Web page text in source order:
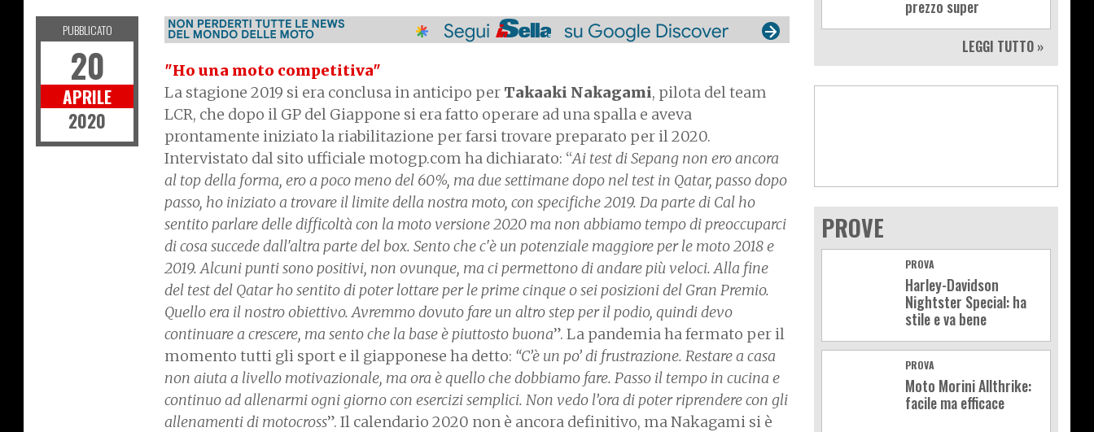
"Ho una moto competitiva"
La stagione 2019 si era conclusa in anticipo per Takaaki Nakagami, pilota del team
LCR, che dopo il GP del Giappone si era fatto operare ad una spalla e aveva
prontamente iniziato la riabilitazione per farsi trovare preparato per il 2020.
Intervistato dal sito ufficiale motogp.com ha dichiarato: “Ai test di Sepang non ero ancora
al top della forma, ero a poco meno del 60%, ma due settimane dopo nel test in Qatar, passo dopo
passo, ho iniziato a trovare il limite della nostra moto, con specifiche 2019. Da parte di Cal ho
sentito parlare delle difficoltà con la moto versione 2020 ma non abbiamo tempo di preoccuparci
di cosa succede dall'altra parte del box. Sento che c'è un potenziale maggiore per le moto 2018 e
2019. Alcuni punti sono positivi, non ovunque, ma ci permettono di andare più veloci. Alla fine
del test del Qatar ho sentito di poter lottare per le prime cinque o sei posizioni del Gran Premio.
Quello era il nostro obiettivo. Avremmo dovuto fare un altro step per il podio, quindi devo
continuare a crescere, ma sento che la base è piuttosto buona”. La pandemia ha fermato per il
momento tutti gli sport e il giapponese ha detto: “C’è un po’ di frustrazione. Restare a casa
non aiuta a livello motivazionale, ma ora è quello che dobbiamo fare. Passo il tempo in cucina e
continuo ad allenarmi ogni giorno con esercizi semplici. Non vedo l’ora di poter riprendere con gli
allenamenti di motocross”. Il calendario 2020 non è ancora definitivo, ma Nakagami si è
PUBBLICATO
20
APRILE
2020
prezzo super
LEGGI TUTTO »
PROVE
PROVA
Harley-Davidson
Nightster Special: ha
stile e va bene
PROVA
Moto Morini Allthrike:
facile ma efficace